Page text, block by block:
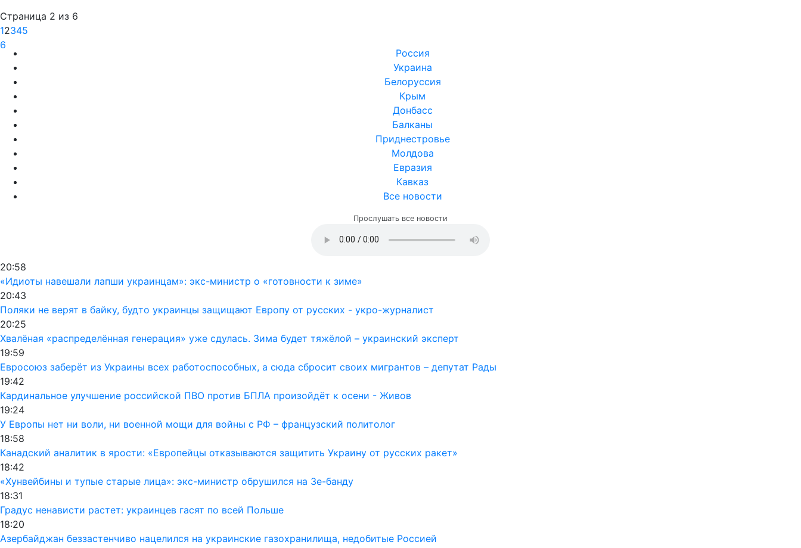
Страница 2 из 6
12345
6
Россия
Украина
Белоруссия
Крым
Донбасс
Балканы
Приднестровье
Молдова
Евразия
Кавказ
Все новости
Прослушать все новости
20:58
«Идиоты навешали лапши украинцам»: экс-министр о «готовности к зиме»
20:43
Поляки не верят в байку, будто украинцы защищают Европу от русских - укро-журналист
20:25
Хвалёная «распределённая генерация» уже сдулась. Зима будет тяжёлой – украинский эксперт
19:59
Евросоюз заберёт из Украины всех работоспособных, а сюда сбросит своих мигрантов – депутат Рады
19:42
Кардинальное улучшение российской ПВО против БПЛА произойдёт к осени - Живов
19:24
У Европы нет ни воли, ни военной мощи для войны с РФ – французский политолог
18:58
Канадский аналитик в ярости: «Европейцы отказываются защитить Украину от русских ракет»
18:42
«Хунвейбины и тупые старые лица»: экс-министр обрушился на Зе-банду
18:31
Градус ненависти растет: украинцев гасят по всей Польше
18:20
Азербайджан беззастенчиво нацелился на украинские газохранилища, недобитые Россией